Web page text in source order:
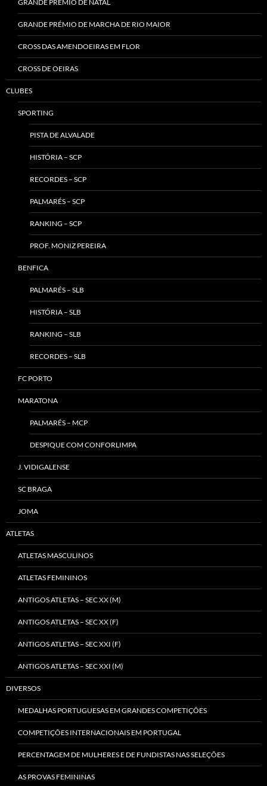
GRANDE PRÉMIO DE NATAL
GRANDE PRÉMIO DE MARCHA DE RIO MAIOR
CROSS DAS AMENDOEIRAS EM FLOR
CROSS DE OEIRAS
CLUBES
SPORTING
PISTA DE ALVALADE
HISTÓRIA – SCP
RECORDES – SCP
PALMARÉS – SCP
RANKING – SCP
PROF. MONIZ PEREIRA
BENFICA
PALMARÉS – SLB
HISTÓRIA – SLB
RANKING – SLB
RECORDES – SLB
FC PORTO
MARATONA
PALMARÉS – MCP
DESPIQUE COM CONFORLIMPA
J. VIDIGALENSE
SC BRAGA
JOMA
ATLETAS
ATLETAS MASCULINOS
ATLETAS FEMININOS
ANTIGOS ATLETAS – SEC XX (M)
ANTIGOS ATLETAS – SEC XX (F)
ANTIGOS ATLETAS – SEC XXI (F)
ANTIGOS ATLETAS – SEC XXI (M)
DIVERSOS
MEDALHAS PORTUGUESAS EM GRANDES COMPETIÇÕES
COMPETIÇÕES INTERNACIONAIS EM PORTUGAL
PERCENTAGEM DE MULHERES E DE FUNDISTAS NAS SELEÇÕES
AS PROVAS FEMININAS